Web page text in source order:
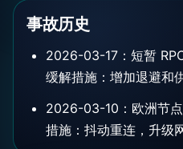
事故历史
2026-03-17：短暂
缓解措施：增加退避和
2026-03-10：欧洲节
措施：抖动重连，升级